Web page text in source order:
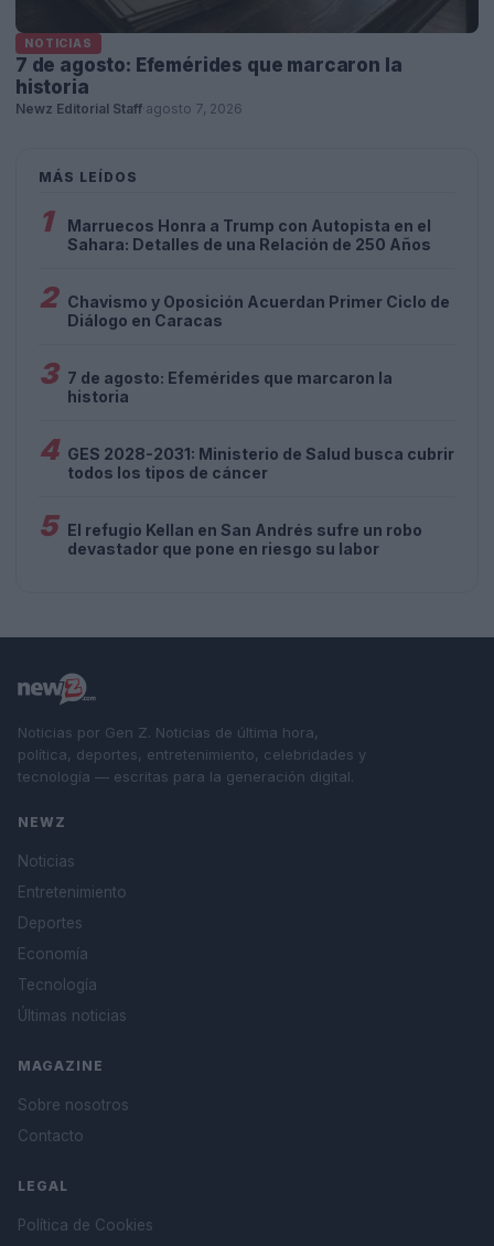
NOTICIAS
7 de agosto: Efemérides que marcaron la
historia
Newz Editorial Staff agosto 7, 2026
MÁS LEÍDOS
1
Marruecos Honra a Trump con Autopista en el
Sahara: Detalles de una Relación de 250 Años
2 Chavismo y Oposición Acuerdan Primer Ciclo de
Diálogo en Caracas
3 7 de agosto: Efemérides que marcaron la
historia
4 GES 2028-2031: Ministerio de Salud busca cubrir
todos los tipos de cáncer
5 El refugio Kellan en San Andrés sufre un robo
devastador que pone en riesgo su labor
Noticias por Gen Z. Noticias de última hora,
política, deportes, entretenimiento, celebridades y
tecnología — escritas para la generación digital.
NEWZ
Noticias
Entretenimiento
Deportes
Economía
Tecnología
Últimas noticias
MAGAZINE
Sobre nosotros
Contacto
LEGAL
Política de Cookies